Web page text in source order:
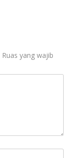
Ruas yang wajib